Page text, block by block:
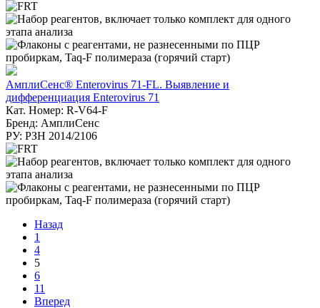
АмплиСенс® Enterovirus 71-FL. Выявление и
дифференциация Enterovirus 71
Кат. Номер: R-V64-F
Бренд: АмплиСенс
РУ: РЗН 2014/2106
Назад
1
4
5
6
11
Вперед